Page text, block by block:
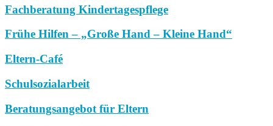
Fachberatung Kindertagespflege
Frühe Hilfen – „Große Hand – Kleine Hand“
Eltern-Café
Schulsozialarbeit
Beratungsangebot für Eltern